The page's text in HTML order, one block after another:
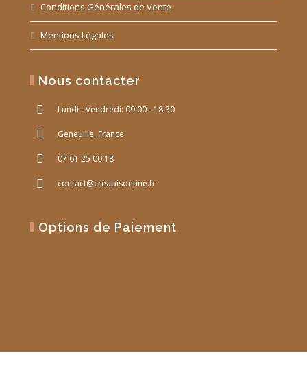
Conditions Générales de Vente
Mentions Légales
Nous contacter
Lundi - Vendredi: 09:00 - 18:30
Geneuille, France
07 61 25 00 18
contact@creabisontine.fr
Options de Paiement